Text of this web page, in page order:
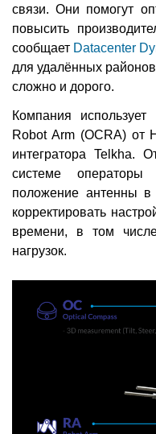
связи. Они помогут
повысить
сообщает Datacenter
для удалённых
сложно и дорого.
Компания
Robot Arm (OCRA) от
интегратора Telkha.
системе
положение антенны в
корректировать
времени, в том
нагрузок.